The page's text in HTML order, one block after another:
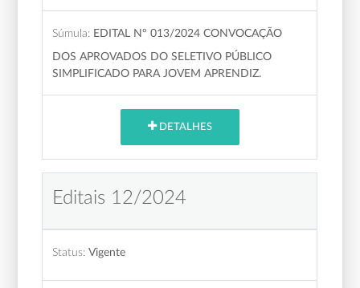
Súmula: EDITAL Nº 013/2024 CONVOCAÇÃO
DOS APROVADOS DO SELETIVO PÚBLICO
SIMPLIFICADO PARA JOVEM APRENDIZ.
DETALHES
Editais 12/2024
Status: Vigente